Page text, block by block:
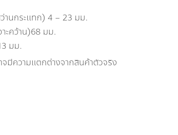
านกระแทก) 4 – 23 มม.
ะคว้าน)68 มม.
มม.
มีความแตกต่างจากสินค้าตัวจริง